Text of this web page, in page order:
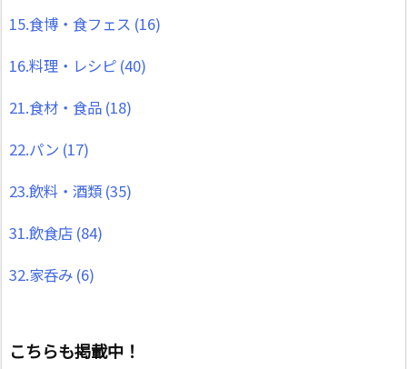
15.食博・食フェス (16)
16.料理・レシピ (40)
21.食材・食品 (18)
22.パン (17)
23.飲料・酒類 (35)
31.飲食店 (84)
32.家呑み (6)
こちらも掲載中！